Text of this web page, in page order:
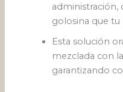
administración,
golosina que tu
Esta solución
mezclada con
garantizando